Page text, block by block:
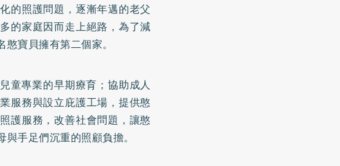
的照護問題，逐漸年邁的老父
的家庭因而走上絕路，為了減
寶貝擁有第二個家。
童專業的早期療育；協助成人
服務與設立庇護工場，提供憨
護服務，改善社會問題，讓憨
手足們沉重的照顧負擔。